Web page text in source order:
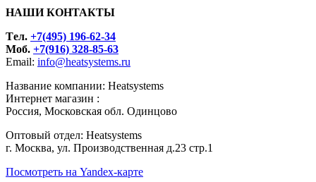
НАШИ КОНТАКТЫ
Tел. +7(495) 196-62-34
Моб. +7(916) 328-85-63
Email: info@heatsystems.ru
Название компании: Heatsystems
Интернет магазин :
Россия, Московская обл. Одинцово
Оптовый отдел: Heatsystems
г. Москва, ул. Производственная д.23 стр.1
Посмотреть на Yandex-карте